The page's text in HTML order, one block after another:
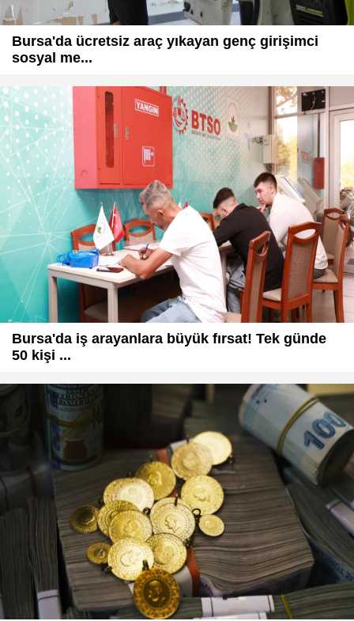
Bursa'da ücretsiz araç yıkayan genç girişimci
sosyal me...
Bursa'da iş arayanlara büyük fırsat! Tek günde
50 kişi ...